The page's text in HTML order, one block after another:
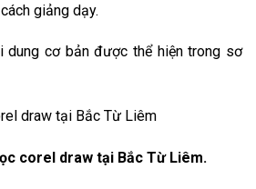
giảng dạy.
dung cơ bản được thể hiện trong sơ
corel draw tại Bắc Từ Liêm.